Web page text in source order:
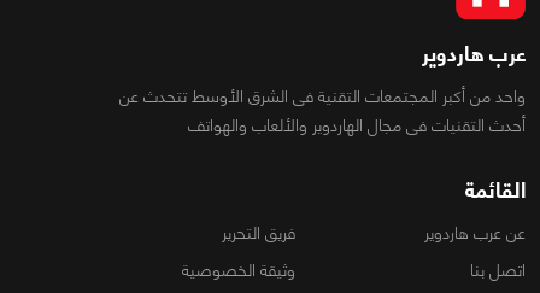
عرب هاردوير
واحد من أكبر المجتمعات التقنية فى الشرق الأوسط تتحدث عن
أحدث التقنيات فى مجال الهاردوير والألعاب والهواتف
القائمة
عن عرب هاردوير
فريق التحرير
اتصل بنا
وثيقة الخصوصية